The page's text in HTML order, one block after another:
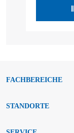
FACHBEREICHE
STANDORTE